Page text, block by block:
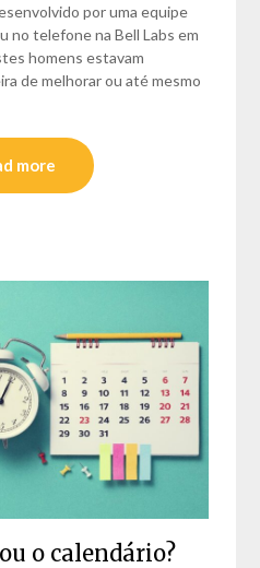
por uma equipe
no telefone na Bell Labs em
homens estavam
de melhorar ou até mesmo
more
o calendário?